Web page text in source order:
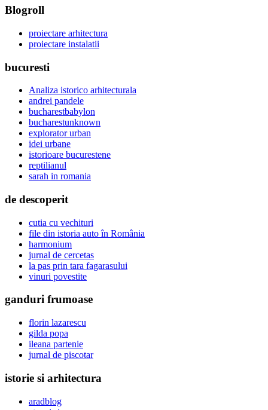
Blogroll
proiectare arhitectura
proiectare instalatii
bucuresti
Analiza istorico arhitecturala
andrei pandele
bucharestbabylon
bucharestunknown
explorator urban
idei urbane
istorioare bucurestene
reptilianul
sarah in romania
de descoperit
cutia cu vechituri
file din istoria auto în România
harmonium
jurnal de cercetas
la pas prin tara fagarasului
vinuri povestite
ganduri frumoase
florin lazarescu
gilda popa
ileana partenie
jurnal de piscotar
istorie si arhitectura
aradblog